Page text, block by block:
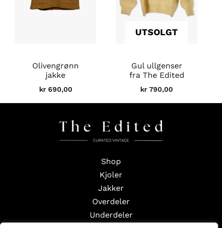
Olivengrønn
jakke
kr690,00
UTSOLGT
Gul ullgenser
fra The Edited
kr 790,00
Shop
Kjoler
Jakker
Overdeler
Underdeler